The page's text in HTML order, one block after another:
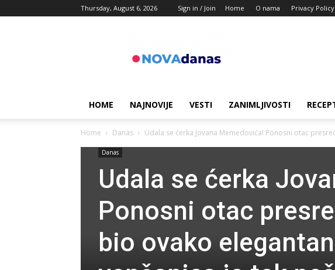
Thursday, August 6, 2026 Sign in / Join Home O nama Privacy Policy
HOME NAJNOVIJE VESTI ZANIMLJIVOSTI
Home Danas Udala se ćerka Jovana Memedovića! Ponosni otac
Danas
Udala se ćerka
Ponosni otac
bio ovako